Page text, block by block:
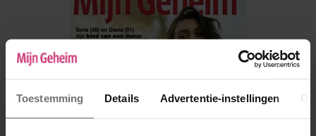
Toestemming Details Advertentie-instellingen